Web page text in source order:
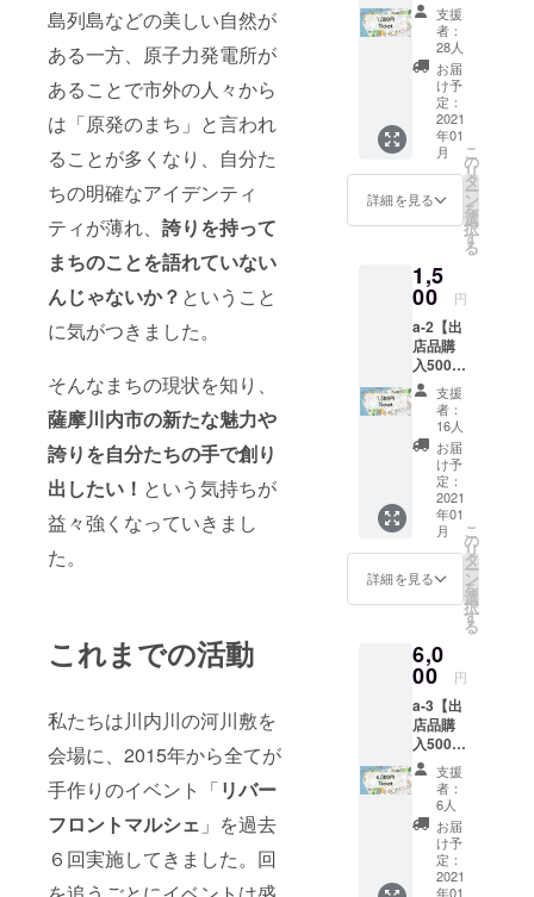
島列島などの美しい自然が
ある一方、原子力発電所が
あることで市外の人々から
は「原発のまち」と言われ
ることが多くなり、自分た
ちの明確なアイデンティ
ティが薄れ、 誇りを持って
まちのことを語れていない
んじゃないか？ ということ
に気がつきました。
そんなまちの現状を知り、
薩摩川内市の新たな魅力や
誇りを自分たちの手で創り
出したい！ という気持ちが
益々強くなっていきまし
た。
これまでの活動
私たちは川内川の河川敷を
会場に、2015年から全てが
手作りのイベント「リバー
フロントマルシェ 」を過去
６回実施してきました。回
建設計
株式会社タ
ウンキッチ
付】支
援金は
全て
「SOK
KAKAK
A」の用
途変更
費・建
築工事
費用に
活用さ
せて頂
す！プ
ロジェ
クト完
了後に
御礼の
メッ
セージ
を送付
させて
頂きま
す！
支援
者：
28人
お届
け予
定：
2021
年01
月
詳細を見る
こ
の
リ
タ
ー
ン
を
選
択
す
る
1,5
00 円
a-2【出
店品購
入500円
分チ
ケット
×1枚】
※ご支援
をして
いただ
く際
に、ど
のリ
ターン
も『上
乗せ支
援』を
とがで
きま
す。 ご
都合許
す場合
は、リ
ターン
の額に
上乗せ
して、
ご支援
頂けま
すと大
支援
者：
16人
お届
け予
定：
2021
年01
月
詳細を見る
こ
の
リ
タ
ー
ン
を
選
択
す
る
6,0
00 円
a-3【出
店品購
入500円
分チ
ケット
×5枚】
※ご支援
をして
いただ
く際
支援
者：
6人
お届
け予
定：
2021
年01